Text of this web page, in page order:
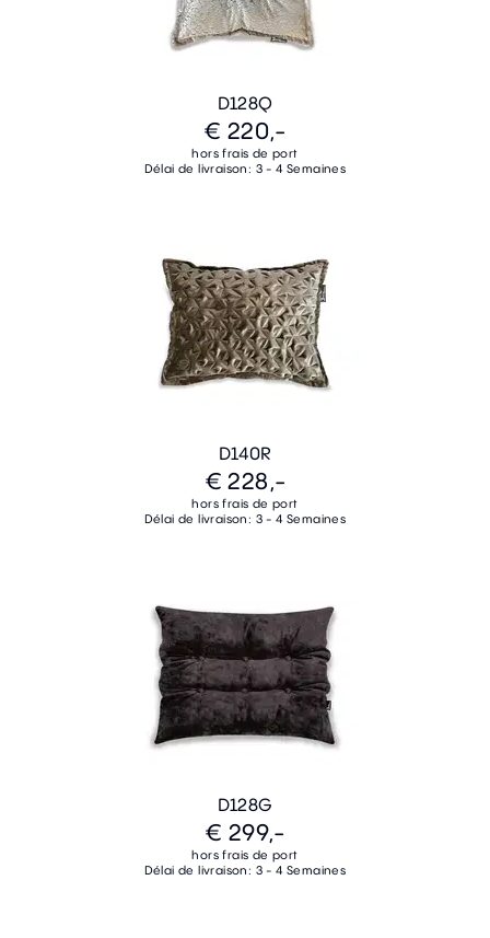
D128Q
€ 220,-
hors frais de port
Délai de livraison: 3 - 4 Semaines
D140R
€ 228,-
hors frais de port
Délai de livraison: 3 - 4 Semaines
D128G
€ 299,-
hors frais de port
Délai de livraison: 3 - 4 Semaines